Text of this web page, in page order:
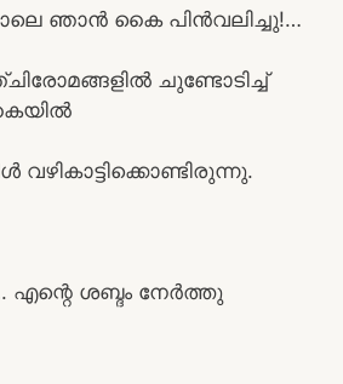
ഞാൻ കൈ പിൻവലിച്ചു!…
ചുണ്ടോടിച്ച്
വഴികാട്ടിക്കൊണ്ടിരുന്നു.
എന്റെ ശബ്ദം നേർത്തു